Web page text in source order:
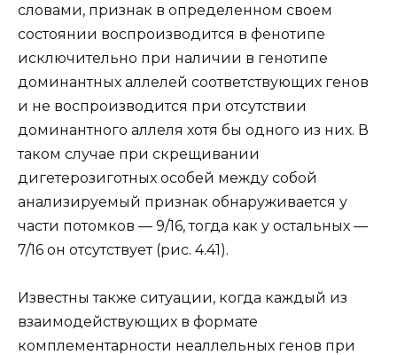
словами, признак в определенном своем
состоянии воспроизводится в фенотипе
исключительно при наличии в генотипе
доминантных аллелей соответствующих генов
и не воспроизводится при отсутствии
доминантного аллеля хотя бы одного из них. В
таком случае при скрещивании
дигетерозиготных особей между собой
анализируемый признак обнаруживается у
части потомков — 9/16, тогда как у остальных —
7/16 он отсутствует (рис. 4.41).
Известны также ситуации, когда каждый из
взаимодействующих в формате
комплементарности неаллельных генов при